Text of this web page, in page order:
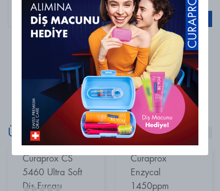
Macunu 10ml
Sepete Ekle
Henüz yorum bulunmamaktadır
Ürünlerimizi Keşfet!
Curaprox CS
5460 Ultra Soft
Diş Fırçası
Curaprox
Enzycal
1450ppm